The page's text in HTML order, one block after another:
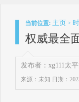
当前位置: 主页 >
权威最全
发布者：xg111太
来源：未知 日期：